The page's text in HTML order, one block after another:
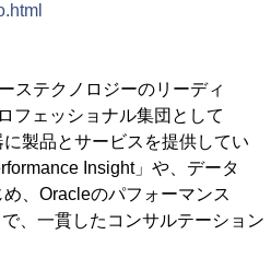
ステクノロジーのリーディ
フェッショナル集団として
製品とサービスを提供してい
Insight」や、データ
、Oracleのパフォーマンス
、一貫したコンサルテーション